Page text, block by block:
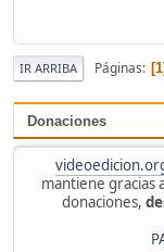
Donaciones
mantiene gracias
donaciones,
IR ARRIBA Páginas 1